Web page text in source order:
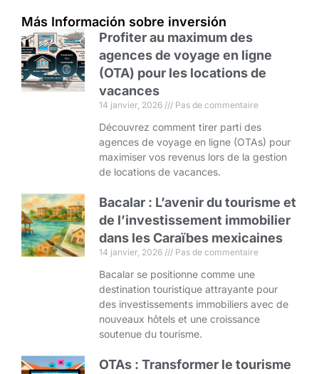
Más Información sobre inversión
Profiter au maximum des
agences de voyage en ligne
(OTA) pour les locations de
vacances
14 janvier, 2026 Pas de commentaire
Découvrez comment tirer parti des
agences de voyage en ligne (OTAs) pour
maximiser vos revenus lors de la gestion
de locations de vacances.
Bacalar : L’avenir du tourisme et
de l’investissement immobilier
dans les Caraïbes mexicaines
14 janvier, 2026 Pas de commentaire
Bacalar se positionne comme une
destination touristique attrayante pour
des investissements immobiliers avec de
nouveaux hôtels et une croissance
soutenue du tourisme.
OTAs : Transformer le tourisme